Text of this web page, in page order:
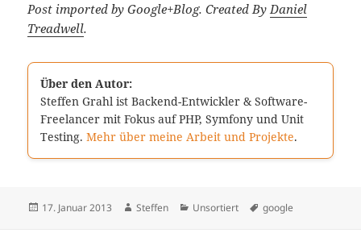
Post imported by Google+Blog. Created ByDaniel
Treadwell.
Über den Autor:
Steffen Grahl ist Backend-Entwickler & Software-
Freelancer mit Fokus auf PHP, Symfony und Unit
Testing.Mehr über meine Arbeit und Projekte.
Veröffentlicht
17. Januar 2013 Autor
Steffen Kategorien
Unsortiert Schlagwörter
google